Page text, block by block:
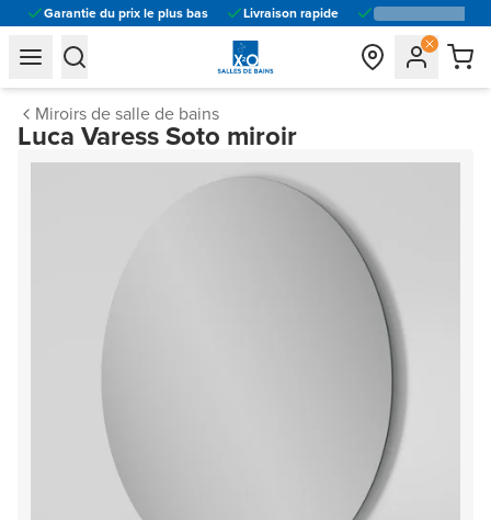
Garantie du prix le plus bas Livraison rapide
general.navigation.toggle_menu.label
general.navigation.toggle_menu.label
Miroirs de salle de bains
Luca Varess Soto miroir